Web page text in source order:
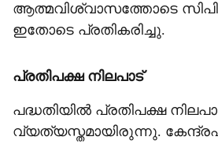
ആത്മവിശ്വാസത്തോടെ
ഇതോടെ പ്രതികരിച്ചു.
പ്രതിപക്ഷ നിലപാട്
പദ്ധതിയില്‍ പ്രതിപക്ഷ
വ്യത്യസ്തമായിരുന്നു.